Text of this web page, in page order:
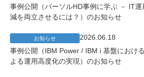
事例公開（パーソルHD事例に学ぶ － IT運
減を両立させるには？）のお知らせ
お知らせ
2026.06.18
事例公開（IBM Power / IBM i 基盤におけ
よる運用高度化の実現）のお知らせ